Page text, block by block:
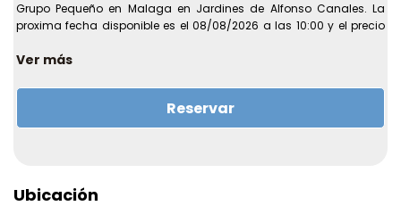
Grupo Pequeño en Malaga en Jardines de Alfonso Canales. La
proxima fecha disponible es el 08/08/2026 a las 10:00 y el precio
condiciones antes de completar la compra online.
Recinto:Jardines de Alfonso Canales
Ciudad:Malaga
Precio desde:
Ver más
Reservar
Ubicación